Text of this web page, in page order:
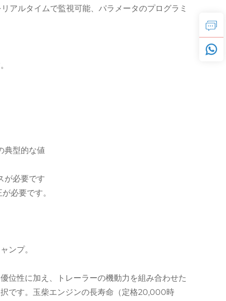
アルタイムで監視可能、パラメータのプログラミ
典型的な値
が必要です
必要です。
ンプ。
位性に加え、トレーラーの機動力を組み合わせた
です。玉柴エンジンの長寿命（定格20,000時